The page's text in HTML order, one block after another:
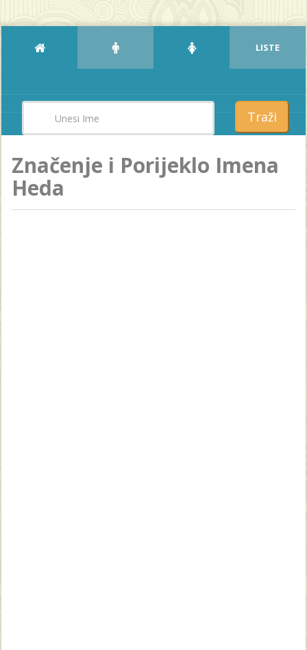
LISTE
Traži
Značenje i Porijeklo Imena
Heda